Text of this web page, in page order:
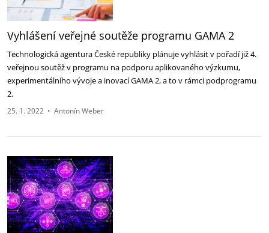
Vyhlášení veřejné soutěže programu GAMA 2
Technologická agentura České republiky plánuje vyhlásit v pořadí již 4.
veřejnou soutěž v programu na podporu aplikovaného výzkumu,
experimentálního vývoje a inovací GAMA 2, a to v rámci podprogramu
2.
25. 1. 2022 • Antonín Weber